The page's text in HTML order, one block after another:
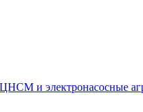
и электронасосные